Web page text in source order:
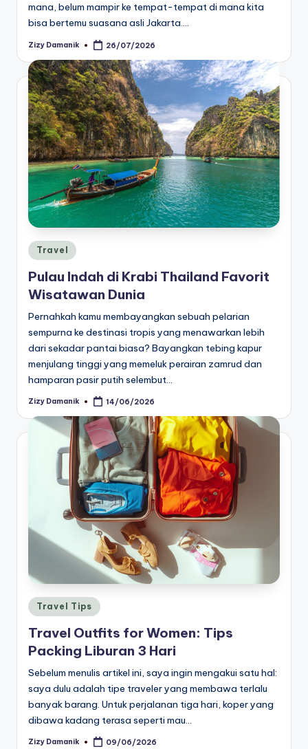
mana, belum mampir ke tempat-tempat di mana kita
bisa bertemu suasana asli Jakarta.…
Posted
Zizy Damanik 26/07/2026
Posted
in
Travel
Pulau Indah di Krabi Thailand Favorit
Wisatawan Dunia
Pernahkah kamu membayangkan sebuah pelarian
sempurna ke destinasi tropis yang menawarkan lebih
dari sekadar pantai biasa? Bayangkan tebing kapur
menjulang tinggi yang memeluk perairan zamrud dan
hamparan pasir putih selembut…
Posted
Zizy Damanik 14/06/2026
Posted
in
Travel Tips
Travel Outfits for Women: Tips
Packing Liburan 3 Hari
Sebelum menulis artikel ini, saya ingin mengakui satu hal:
saya dulu adalah tipe traveler yang membawa terlalu
banyak barang. Untuk perjalanan tiga hari, koper yang
dibawa kadang terasa seperti mau…
Posted
Zizy Damanik 09/06/2026